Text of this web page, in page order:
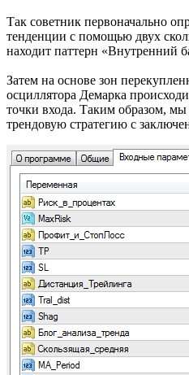
Так советник первоначально
тенденции с помощью двух
находит паттерн «Внутренний
Затем на основе зон
осциллятора Демарка
точки входа. Таким образом,
трендовую стратегию с